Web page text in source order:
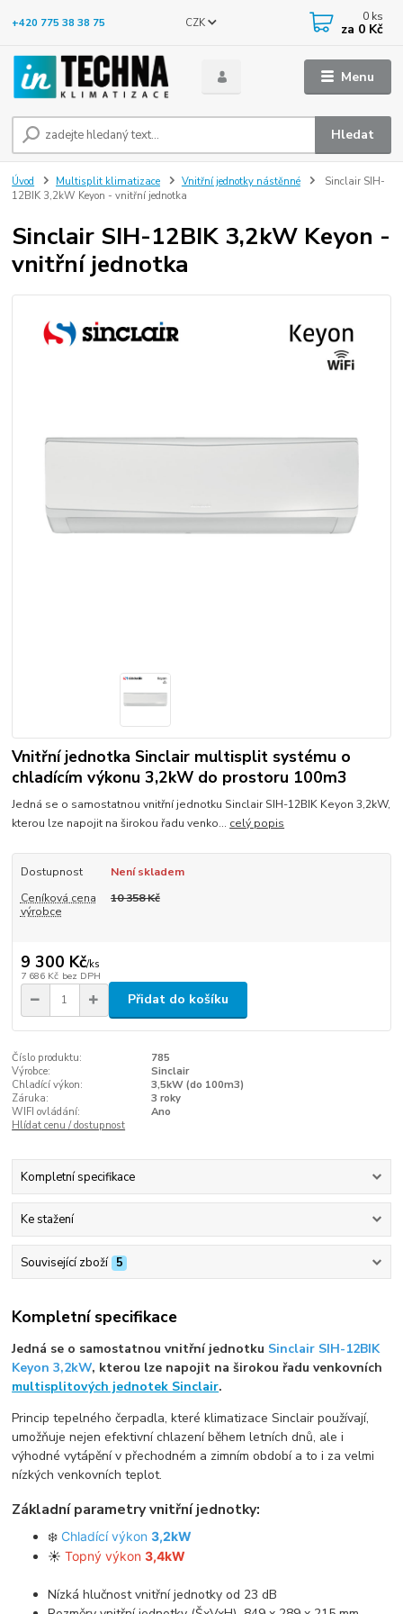
Menu
CZK
Hledat
+420 775 38 38 75 0 ks
za 0 Kč
Úvod Multisplit klimatizace Vnitřní jednotky nástěnné
Sinclair SIH-
12BIK 3,2kW Keyon - vnitřní jednotka
Sinclair SIH-12BIK 3,2kW Keyon -
vnitřní jednotka
Vnitřní jednotka Sinclair multisplit systému o
chladícím výkonu 3,2kW do prostoru 100m3
Jedná se o samostatnou vnitřní jednotku Sinclair SIH-12BIK Keyon 3,2kW,
kterou lze napojit na širokou řadu venko... celý popis
Dostupnost
Není skladem
Ceníková cena
výrobce
10 358 Kč
9 300 Kč/ks
7 686 Kč bez DPH
Přidat do košíku
Číslo produktu:
785
Výrobce:
Sinclair
Chladící výkon:
3,5kW (do 100m3)
Záruka:
3 roky
WIFI ovládání:
Ano
Hlídat cenu / dostupnost
Kompletní specifikace
Ke stažení
Související zboží 5
Kompletní specifikace
Jedná se o samostatnou vnitřní jednotku Sinclair SIH-12BIK
Keyon 3,2kW, kterou lze napojit na širokou řadu venkovních
multisplitových jednotek Sinclair.
Princip tepelného čerpadla, které klimatizace Sinclair používají,
umožňuje nejen efektivní chlazení během letních dnů, ale i
výhodné vytápění v přechodném a zimním období a to i za velmi
nízkých venkovních teplot.
Základní parametry vnitřní jednotky:
❄️ Chladící výkon3,2kW
☀️Topný výkon3,4kW
Nízká hlučnost vnitřní jednotky od 23 dB